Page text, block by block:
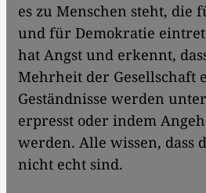
es zu Menschen steht, die
und für Demokratie
hat Angst und erkennt,
Mehrheit der Gesellschaft
Geständnisse werden
erpresst oder indem
werden. Alle wissen, dass
nicht echt sind.